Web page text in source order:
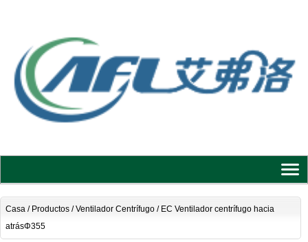
Casa/ Productos/Ventilador Centrífugo/ EC Ventilador centrífugo hacia
atrásΦ355